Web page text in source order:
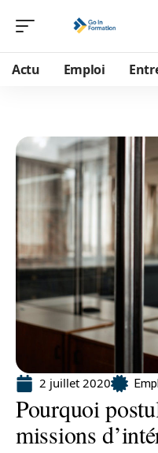
Actu Emploi
2 juillet 2020
Pourquoi
missions